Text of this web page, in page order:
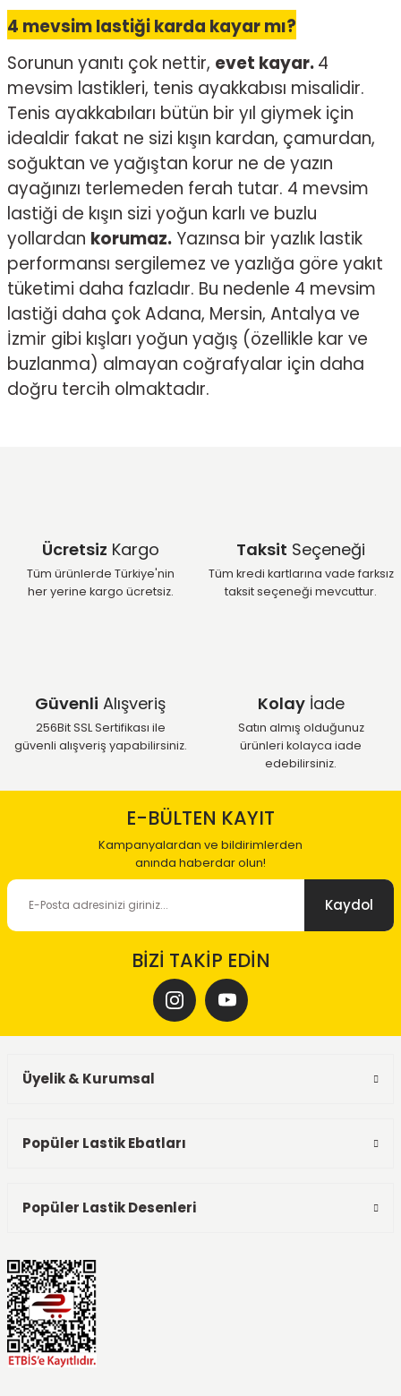
4 mevsim lastiği karda kayar mı?
Sorunun yanıtı çok nettir, evet kayar.4
mevsim lastikleri, tenis ayakkabısı misalidir.
Tenis ayakkabıları bütün bir yıl giymek için
idealdir fakat ne sizi kışın kardan, çamurdan,
soğuktan ve yağıştan korur ne de yazın
ayağınızı terlemeden ferah tutar. 4 mevsim
lastiği de kışın sizi yoğun karlı ve buzlu
yollardan korumaz. Yazınsa bir yazlık lastik
performansı sergilemez ve yazlığa göre yakıt
tüketimi daha fazladır. Bu nedenle 4 mevsim
lastiği daha çok Adana, Mersin, Antalya ve
İzmir gibi kışları yoğun yağış (özellikle kar ve
buzlanma) almayan coğrafyalar için daha
doğru tercih olmaktadır.
Ücretsiz Kargo
Tüm ürünlerde Türkiye'nin
her yerine kargo ücretsiz.
Taksit Seçeneği
Tüm kredi kartlarına vade farksız
taksit seçeneği mevcuttur.
Güvenli Alışveriş
256Bit SSL Sertifikası ile
güvenli alışveriş yapabilirsiniz.
Kolayİade
Satın almış olduğunuz
ürünleri kolayca iade
edebilirsiniz.
E-BÜLTEN KAYIT
Kampanyalardan ve bildirimlerden
anında haberdar olun!
Kaydol
BİZİ TAKİP EDİN
Üyelik & Kurumsal
Popüler Lastik Ebatları
Popüler Lastik Desenleri